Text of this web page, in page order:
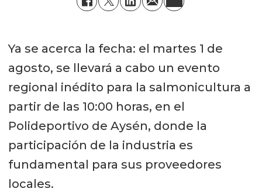
Ya se acerca la fecha: el martes 1 de
agosto, se llevará a cabo un evento
regional inédito para la salmonicultura a
partir de las 10:00 horas, en el
Polideportivo de Aysén, donde la
participación de la industria es
fundamental para sus proveedores
locales.